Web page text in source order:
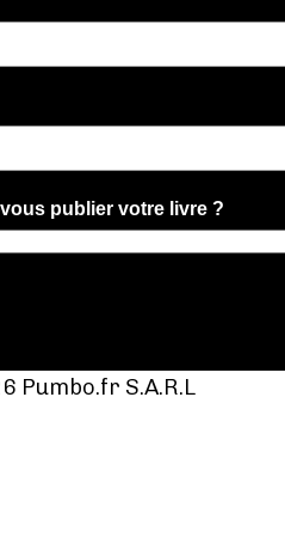
publier votre livre ?
Pumbo.fr S.A.R.L